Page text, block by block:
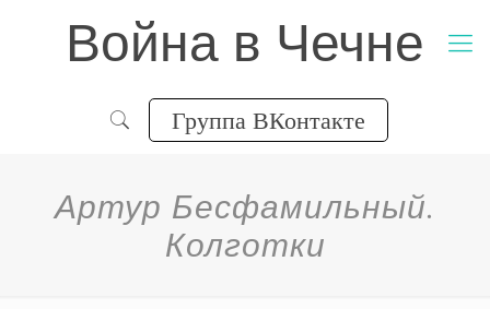
Война в Чечне
Группа ВКонтакте
Артур Бесфамильный.
Колготки